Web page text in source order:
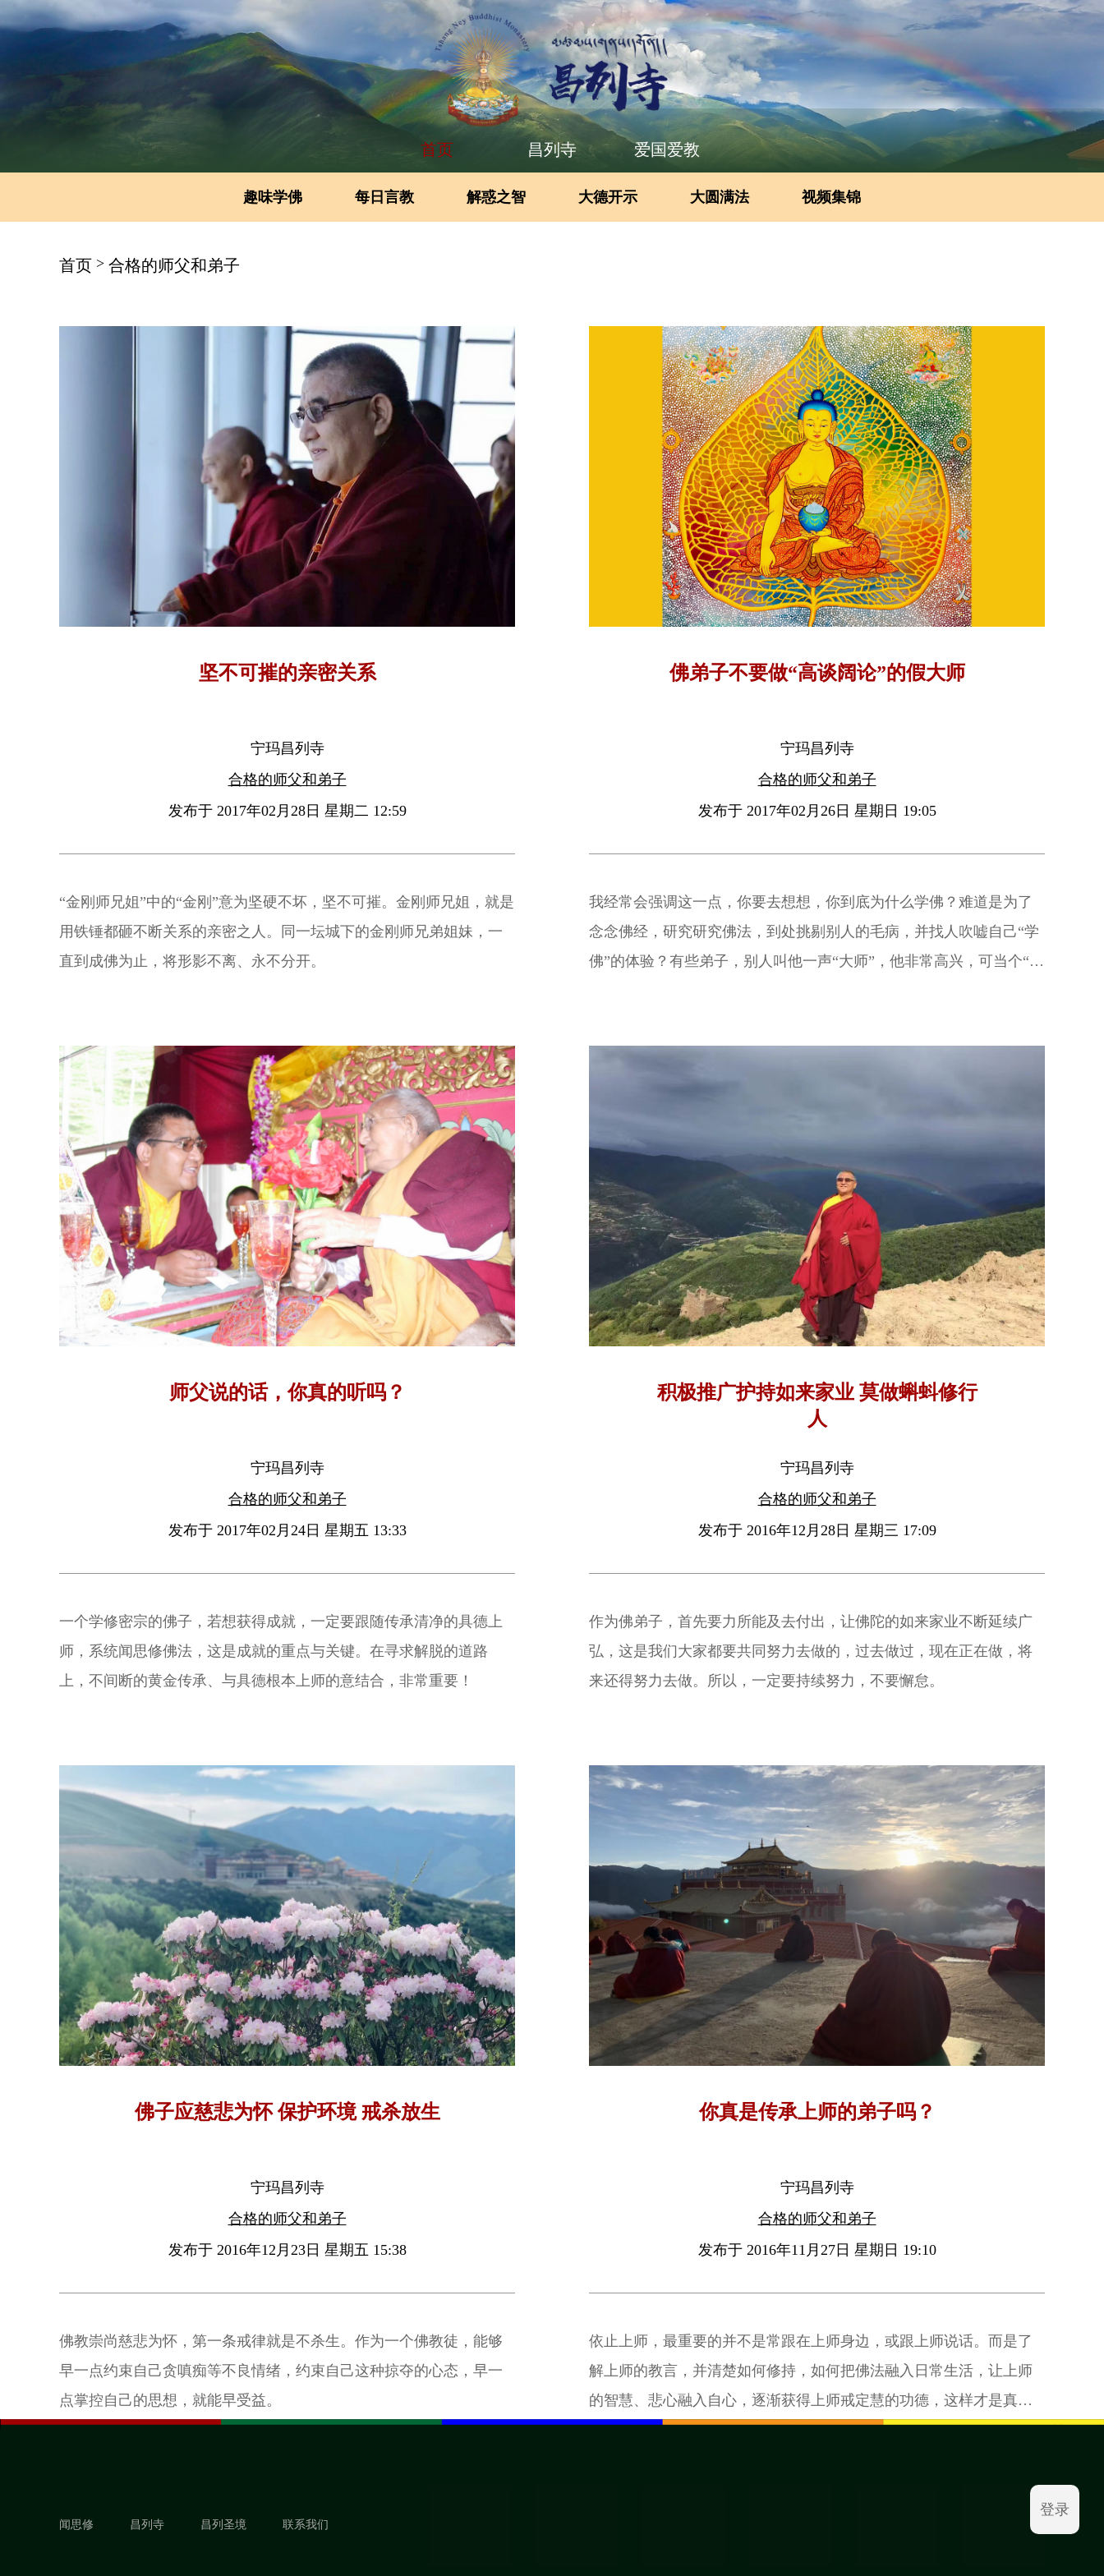
首页 昌列寺 爱国爱教
趣味学佛 每日言教 解惑之智 大德开示 大圆满法 视频集锦
首页 > 合格的师父和弟子
坚不可摧的亲密关系
宁玛昌列寺
合格的师父和弟子
发布于 2017年02月28日 星期二 12:59
“金刚师兄姐”中的“金刚”意为坚硬不坏，坚不可摧。金刚师兄姐，就是
用铁锤都砸不断关系的亲密之人。同一坛城下的金刚师兄弟姐妹，一
直到成佛为止，将形影不离、永不分开。
佛弟子不要做“高谈阔论”的假大师
宁玛昌列寺
合格的师父和弟子
发布于 2017年02月26日 星期日 19:05
我经常会强调这一点，你要去想想，你到底为什么学佛？难道是为了
念念佛经，研究研究佛法，到处挑剔别人的毛病，并找人吹嘘自己“学
佛”的体验？有些弟子，别人叫他一声“大师”，他非常高兴，可当个“假
师父说的话，你真的听吗？
宁玛昌列寺
合格的师父和弟子
发布于 2017年02月24日 星期五 13:33
一个学修密宗的佛子，若想获得成就，一定要跟随传承清净的具德上
师，系统闻思修佛法，这是成就的重点与关键。在寻求解脱的道路
上，不间断的黄金传承、与具德根本上师的意结合，非常重要！
积极推广护持如来家业 莫做蝌蚪修行
人
宁玛昌列寺
合格的师父和弟子
发布于 2016年12月28日 星期三 17:09
作为佛弟子，首先要力所能及去付出，让佛陀的如来家业不断延续广
弘，这是我们大家都要共同努力去做的，过去做过，现在正在做，将
来还得努力去做。所以，一定要持续努力，不要懈怠。
佛子应慈悲为怀 保护环境 戒杀放生
宁玛昌列寺
合格的师父和弟子
发布于 2016年12月23日 星期五 15:38
佛教崇尚慈悲为怀，第一条戒律就是不杀生。作为一个佛教徒，能够
早一点约束自己贪嗔痴等不良情绪，约束自己这种掠夺的心态，早一
点掌控自己的思想，就能早受益。
你真是传承上师的弟子吗？
宁玛昌列寺
合格的师父和弟子
发布于 2016年11月27日 星期日 19:10
依止上师，最重要的并不是常跟在上师身边，或跟上师说话。而是了
解上师的教言，并清楚如何修持，如何把佛法融入日常生活，让上师
的智慧、悲心融入自心，逐渐获得上师戒定慧的功德，这样才是真正
的依止上师。
闻思修 昌列寺 昌列圣境 联系我们
登录